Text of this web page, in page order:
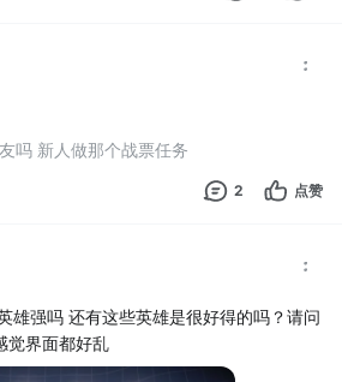
吗 新人做那个战票任务
2 点赞
雄强吗 还有这些英雄是很好得的吗？请问
觉界面都好乱